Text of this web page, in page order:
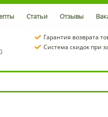
Статьи Отзывы
Гарантия возврата
Система скидок при